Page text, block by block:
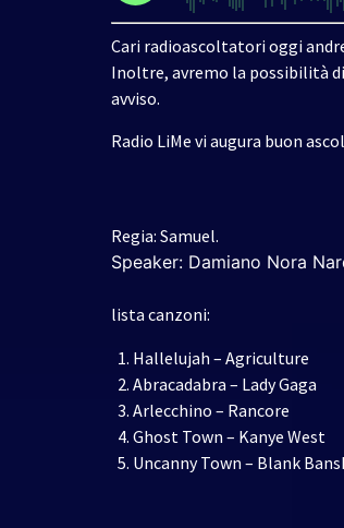
Cari radioascoltatori oggi
Inoltre, avremo la possibilità
avviso.
Radio LiMe vi augura buon
Regia: Samuel.
Speaker: Damiano Nora
lista canzoni:
Hallelujah – Agriculture
Abracadabra – Lady Gaga
Arlecchino – Rancore
Ghost Town – Kanye West
Uncanny Town – Blank